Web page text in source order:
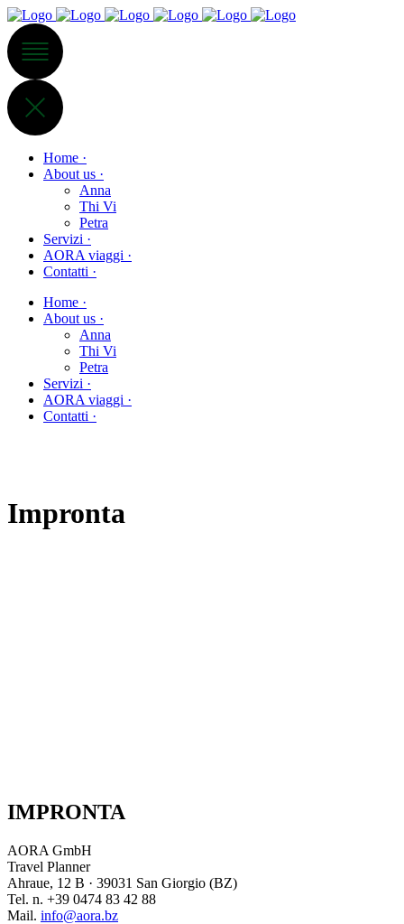
Home ·
About us ·
Anna
Thi Vi
Petra
Servizi ·
AORA viaggi ·
Contatti ·
Home ·
About us ·
Anna
Thi Vi
Petra
Servizi ·
AORA viaggi ·
Contatti ·
Impronta
IMPRONTA
AORA GmbH
Travel Planner
Ahraue, 12 B · 39031 San Giorgio (BZ)
Tel. n. +39 0474 83 42 88
Mail. info@aora.bz